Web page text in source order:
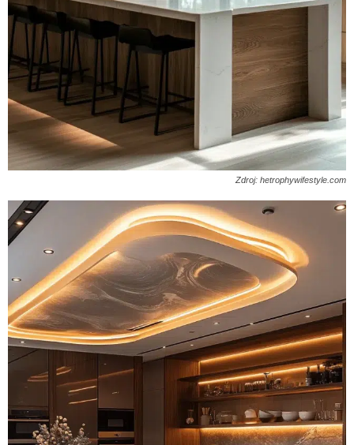
Zdroj: hetrophywifestyle.com